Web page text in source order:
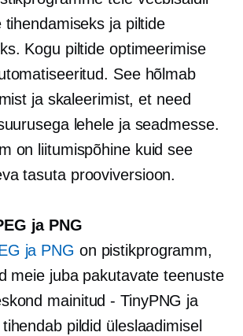
ja piltide
Kogu piltide optimeerimise
See hõlmab
ja skaleerimist, et need
lehele ja seadmesse.
on liitumispõhinekuid see
tasuta prooviversioon.
ja PNG
ja PNG on pistikprogramm,
meie juba pakutavate teenuste
mainitud - TinyPNG ja
pildid üleslaadimisel